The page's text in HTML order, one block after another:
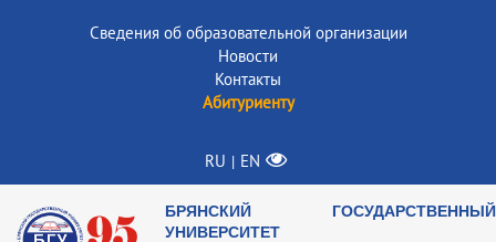
Сведения об образовательной организации
Новости
Контакты
Абитуриенту
RU | EN
БРЯНСКИЙ ГОСУДАРСТВЕННЫЙ
УНИВЕРСИТЕТ